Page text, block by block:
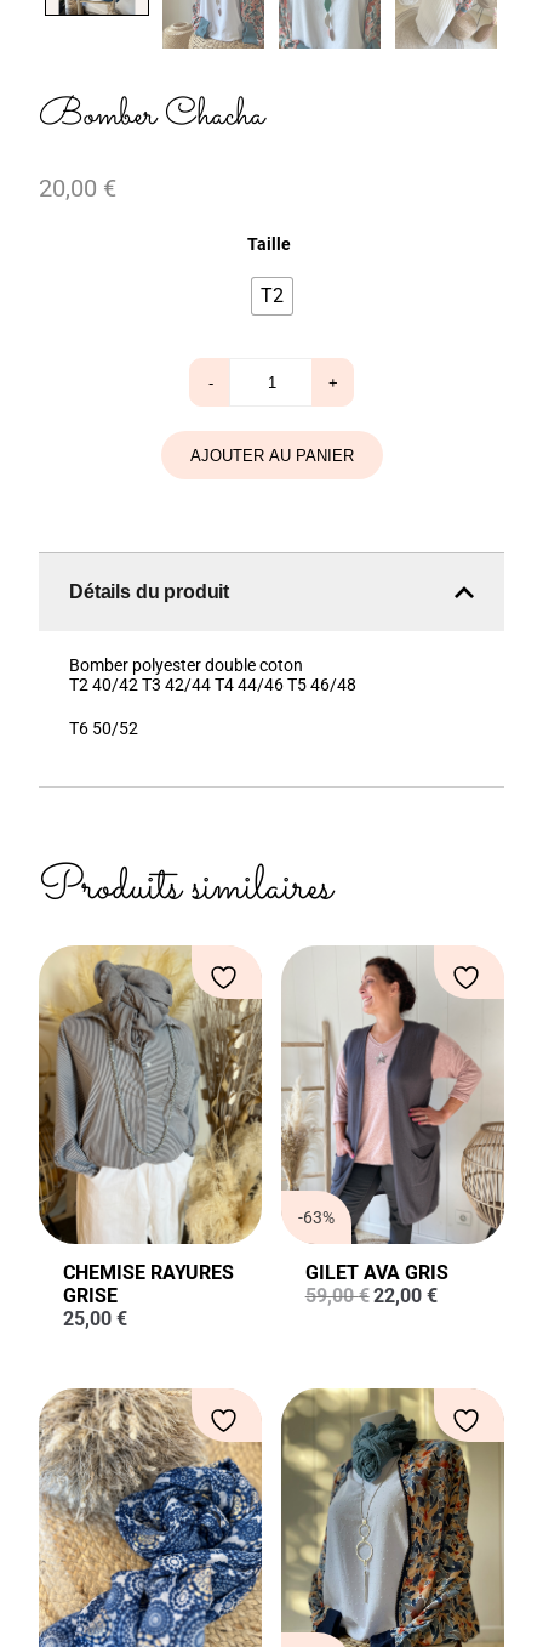
Bomber Chacha
20,00 €
Taille
T2
de
Bomber
Chacha
- +
AJOUTER AU PANIER
Détails du produit
Bomber polyester double coton
T2 40/42 T3 42/44 T4 44/46 T5 46/48
T6 50/52
Produits similaires
CHEMISE RAYURES
GRISE
25,00 €
-63%
GILET AVA GRIS
59,00€Le
59,00 €.
22,00 €Le
22,00 €.